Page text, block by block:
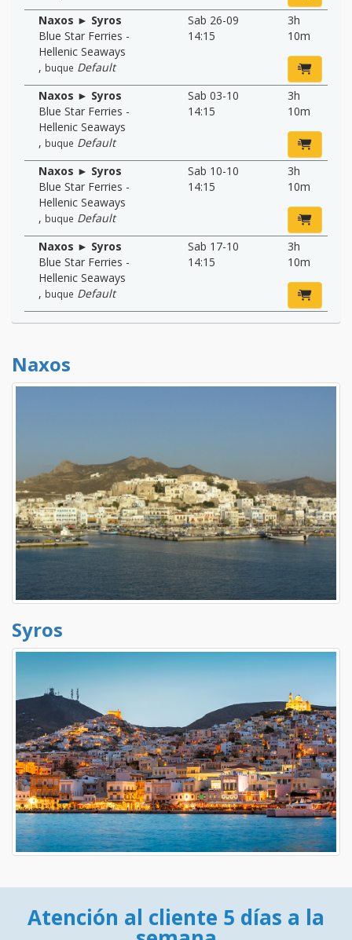
Naxos ► Syros
Blue Star Ferries -
Hellenic Seaways
, buque Default
Sab 26-09
14:15
3h
10m
Naxos ► Syros
Blue Star Ferries -
Hellenic Seaways
, buque Default
Sab 03-10
14:15
3h
10m
Naxos ► Syros
Blue Star Ferries -
Hellenic Seaways
, buque Default
Sab 10-10
14:15
3h
10m
Naxos ► Syros
Blue Star Ferries -
Hellenic Seaways
, buque Default
Sab 17-10
14:15
3h
10m
Naxos
Syros
Atención al cliente 5 días a la